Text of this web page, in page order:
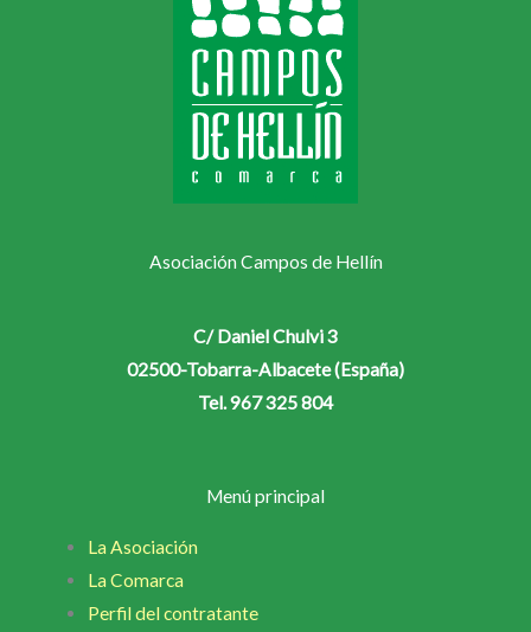
Asociación Campos de Hellín
C/ Daniel Chulvi 3
02500-Tobarra-Albacete (España)
Tel. 967 325 804
Menú principal
La Asociación
La Comarca
Perfil del contratante